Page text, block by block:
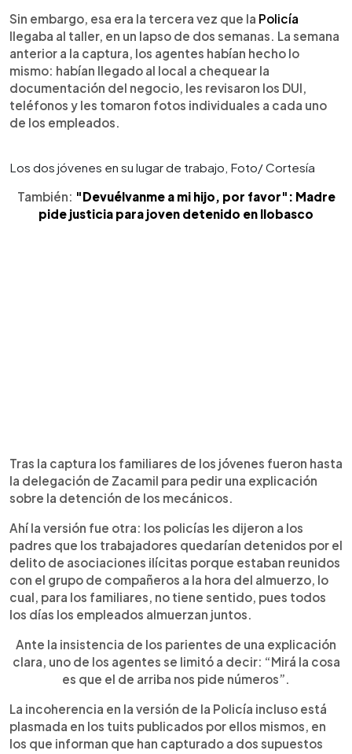
Sin embargo, esa era la tercera vez que la Policía
llegaba al taller, en un lapso de dos semanas. La semana
anterior a la captura, los agentes habían hecho lo
mismo: habían llegado al local a chequear la
documentación del negocio, les revisaron los DUI,
teléfonos y les tomaron fotos individuales a cada uno
de los empleados.
Los dos jóvenes en su lugar de trabajo, Foto/ Cortesía
También: "Devuélvanme a mi hijo, por favor": Madre
pide justicia para joven detenido en Ilobasco
Tras la captura los familiares de los jóvenes fueron hasta
la delegación de Zacamil para pedir una explicación
sobre la detención de los mecánicos.
Ahí la versión fue otra: los policías les dijeron a los
padres que los trabajadores quedarían detenidos por el
delito de asociaciones ilícitas porque estaban reunidos
con el grupo de compañeros a la hora del almuerzo, lo
cual, para los familiares, no tiene sentido, pues todos
los días los empleados almuerzan juntos.
Ante la insistencia de los parientes de una explicación
clara, uno de los agentes se limitó a decir: “Mirá la cosa
es que el de arriba nos pide números”.
La incoherencia en la versión de la Policía incluso está
plasmada en los tuits publicados por ellos mismos, en
los que informan que han capturado a dos supuestos